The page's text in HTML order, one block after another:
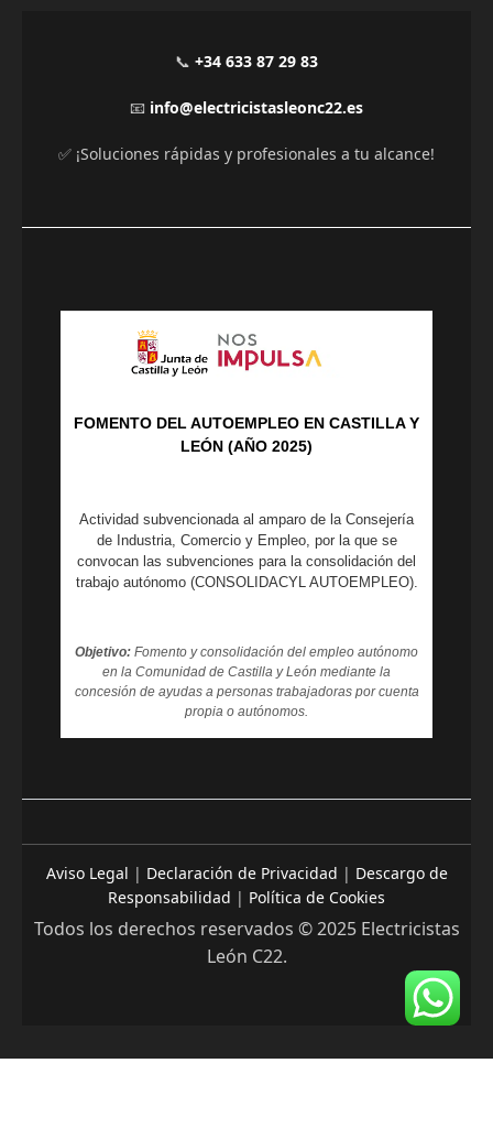
📞 +34 633 87 29 83
📧 info@electricistasleonc22.es
✅ ¡Soluciones rápidas y profesionales a tu alcance!
FOMENTO DEL AUTOEMPLEO EN CASTILLA Y
LEÓN (AÑO 2025)
Actividad subvencionada al amparo de la Consejería
de Industria, Comercio y Empleo, por la que se
convocan las subvenciones para la consolidación del
trabajo autónomo (CONSOLIDACYL AUTOEMPLEO).
Objetivo: Fomento y consolidación del empleo autónomo
en la Comunidad de Castilla y León mediante la
concesión de ayudas a personas trabajadoras por cuenta
propia o autónomos.
Aviso Legal | Declaración de Privacidad | Descargo de
Responsabilidad | Política de Cookies
Todos los derechos reservados © 2025 Electricistas
León C22.